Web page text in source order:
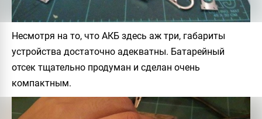
Несмотря на то, что АКБ здесь аж три, габариты
устройства достаточно адекватны. Батарейный
отсек тщательно продуман и сделан очень
компактным.